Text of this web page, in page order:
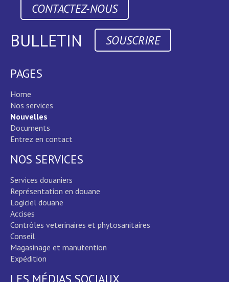
CONTACTEZ-NOUS
BULLETIN SOUSCRIRE
PAGES
Home
Nos services
Nouvelles
Documents
Entrez en contact
NOS SERVICES
Services douaniers
Représentation en douane
Logiciel douane
Accises
Contrôles veterinaires et phytosanitaires
Conseil
Magasinage et manutention
Expédition
LES MÉDIAS SOCIAUX